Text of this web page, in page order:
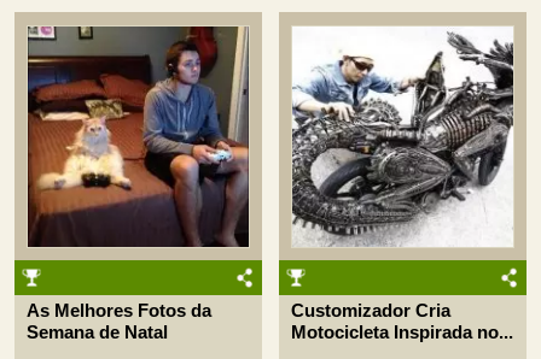
As Melhores Fotos da
Semana de Natal
Customizador Cria
Motocicleta Inspirada no...